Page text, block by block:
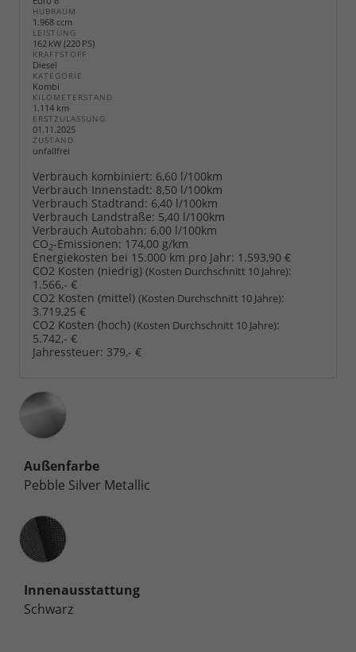
HUBRAUM
1.968 ccm
LEISTUNG
162 kW (220 PS)
KRAFTSTOFF
Diesel
KATEGORIE
Kombi
KILOMETERSTAND
1.114 km
ERSTZULASSUNG
01.11.2025
ZUSTAND
unfallfrei
Verbrauch kombiniert: 6,60 l/100km
Verbrauch Innenstadt: 8,50 l/100km
Verbrauch Stadtrand: 6,40 l/100km
Verbrauch Landstraße: 5,40 l/100km
Verbrauch Autobahn: 6,00 l/100km
CO2-Emissionen: 174,00 g/km
Energiekosten bei 15.000 km pro Jahr: 1.593,90 €
CO2 Kosten (niedrig) (Kosten Durchschnitt 10 Jahre):
1.566,- €
CO2 Kosten (mittel) (Kosten Durchschnitt 10 Jahre):
3.719,25 €
CO2 Kosten (hoch) (Kosten Durchschnitt 10 Jahre):
5.742,- €
Jahressteuer: 379,- €
Außenfarbe
Pebble Silver Metallic
Innenausstattung
Innenausstattung
Schwarz